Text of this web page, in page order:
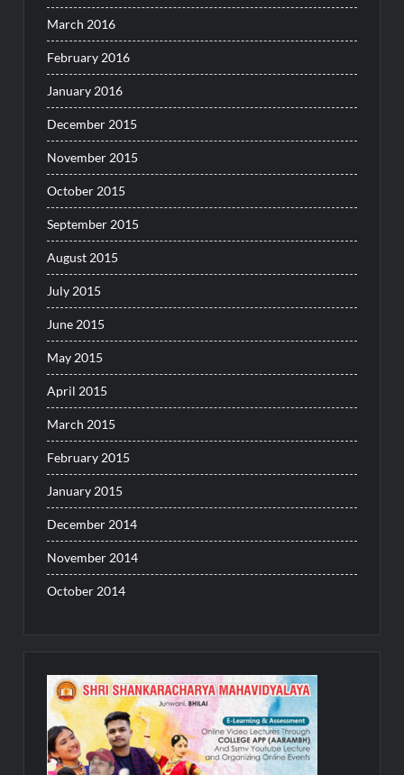
March 2016
February 2016
January 2016
December 2015
November 2015
October 2015
September 2015
August 2015
July 2015
June 2015
May 2015
April 2015
March 2015
February 2015
January 2015
December 2014
November 2014
October 2014